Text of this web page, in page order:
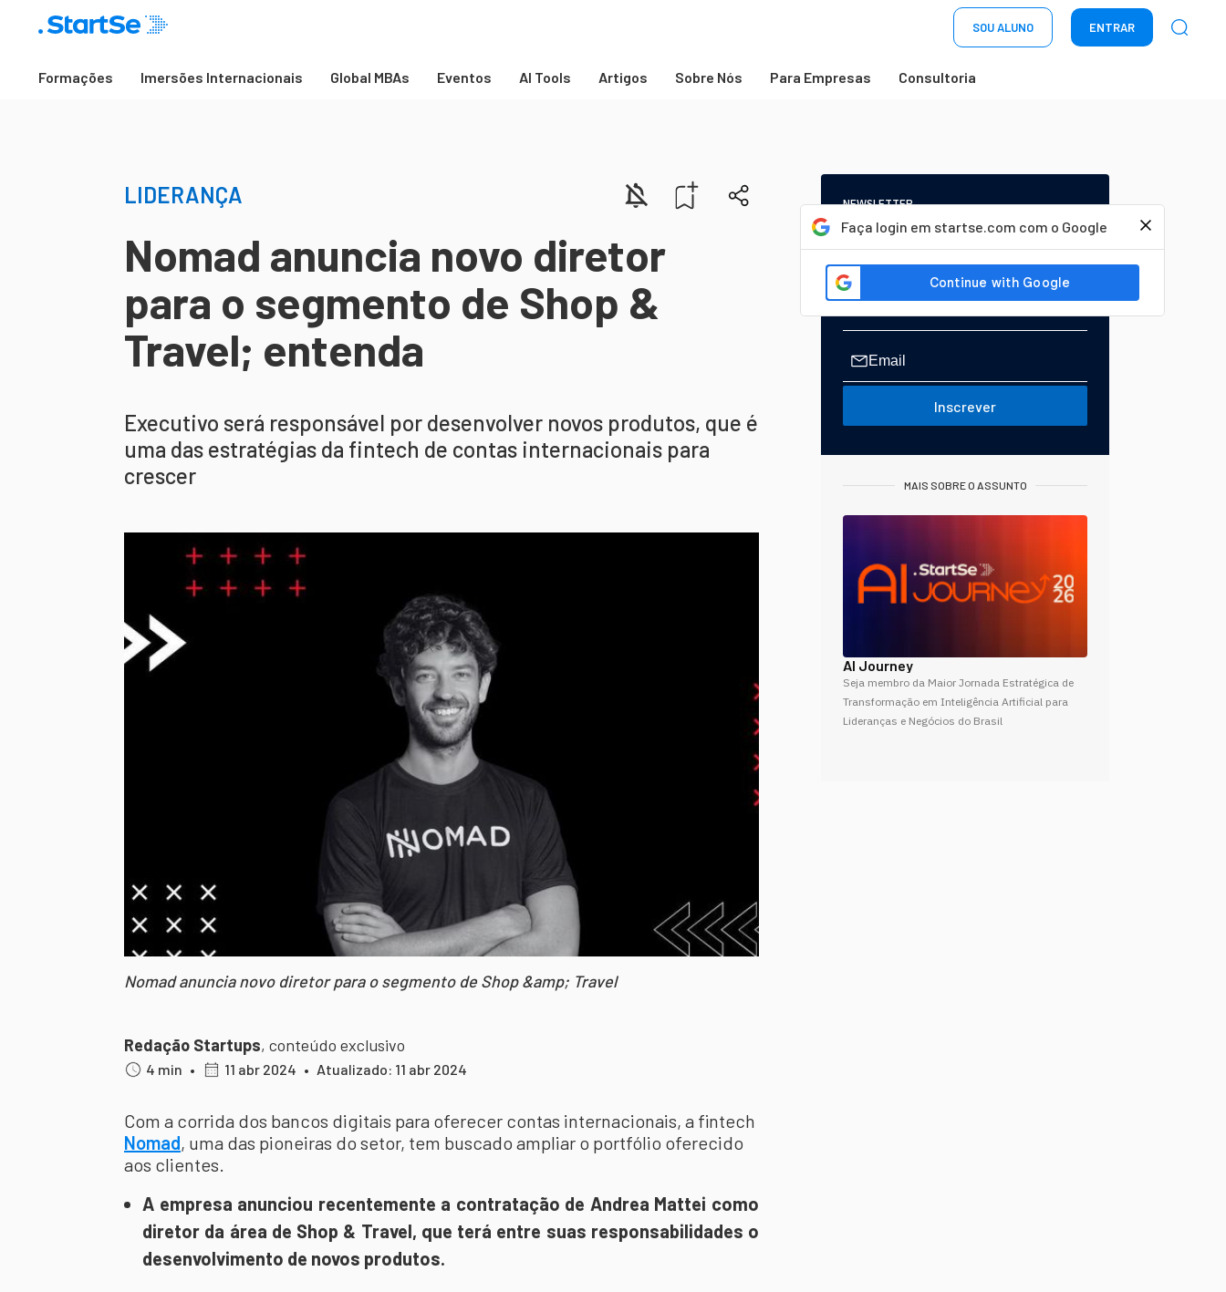
SOU ALUNO ENTRAR
Formações Imersões Internacionais Global MBAs Eventos AI Tools Artigos Sobre Nós Para Empresas Consultoria
Faça login em startse.com com o Google
LIDERANÇA
Nomad anuncia novo diretor
para o segmento de Shop &
Travel; entenda
Executivo será responsável por desenvolver novos produtos, que é
uma das estratégias da fintech de contas internacionais para
crescer
Nomad anuncia novo diretor para o segmento de Shop &amp; Travel
Redação Startups, conteúdo exclusivo
4 min • 11 abr 2024 • Atualizado: 11 abr 2024
Com a corrida dos bancos digitais para oferecer contas internacionais, a fintech
Nomad, uma das pioneiras do setor, tem buscado ampliar o portfólio oferecido
aos clientes.
A empresa anunciou recentemente a contratação de Andrea Mattei como
diretor da área de Shop & Travel, que terá entre suas responsabilidades o
desenvolvimento de novos produtos.
NEWSLETTER
Start Seu dia:
A Newsletter do AGORA!
Inscrever
MAIS SOBRE O ASSUNTO
AI Journey
Seja membro da Maior Jornada Estratégica de
Transformação em Inteligência Artificial para
Lideranças e Negócios do Brasil